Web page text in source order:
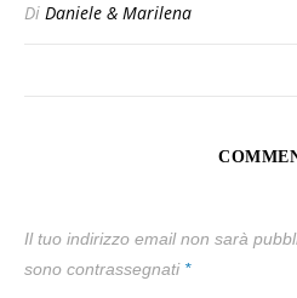
Di Daniele & Marilena
Il tuo indirizzo email non sarà
sono contrassegnati *